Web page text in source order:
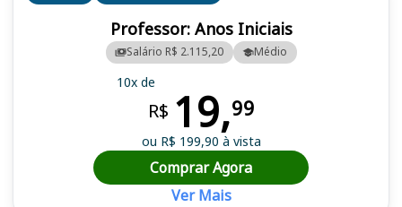
Professor: Anos Iniciais
Salário R$ 2.115,20 Médio
10x de
R$ 19,99
ou R$ 199,90 à vista
Comprar Agora
Ver Mais